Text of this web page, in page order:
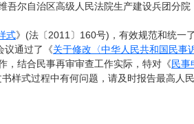
尔自治区高级人民法院生产建设兵团分院
式》(法〔2011〕160号)，有效规范和统一
议通过了《关于修改〈中华人民共和国民事
，结合民事再审审查工作实际，特对《民事
样式过程中有何问题，请及时报告最高人民